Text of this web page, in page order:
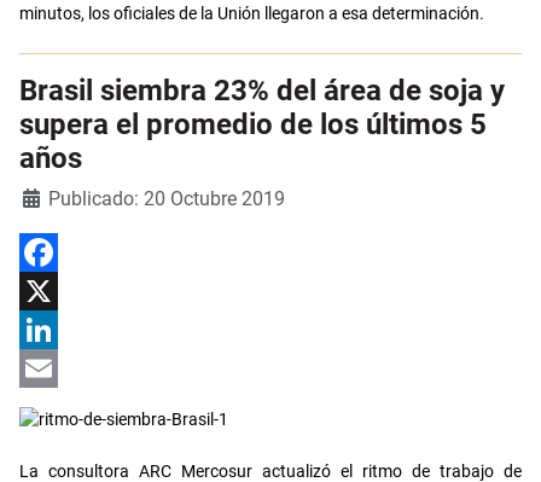
minutos, los oficiales de la Unión llegaron a esa determinación.
Brasil siembra 23% del área de soja y
supera el promedio de los últimos 5
años
Detalles
Publicado: 20 Octubre 2019
Facebook
X
LinkedIn
Email
La consultora ARC Mercosur actualizó el ritmo de trabajo de